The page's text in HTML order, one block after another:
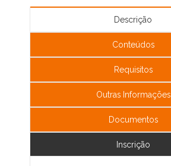
Descrição
Conteúdos
Requisitos
Outras Informações
Documentos
Inscrição